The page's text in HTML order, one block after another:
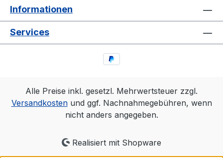
Informationen
Services
Alle Preise inkl. gesetzl. Mehrwertsteuer zzgl.
Versandkostenund ggf. Nachnahmegebühren, wenn
nicht anders angegeben.
Realisiert mit Shopware